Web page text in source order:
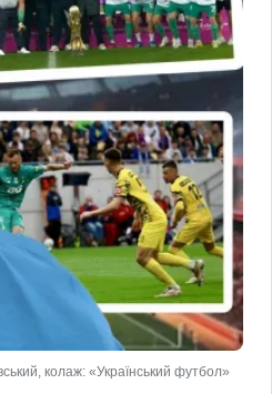
колаж: «Український футбол»